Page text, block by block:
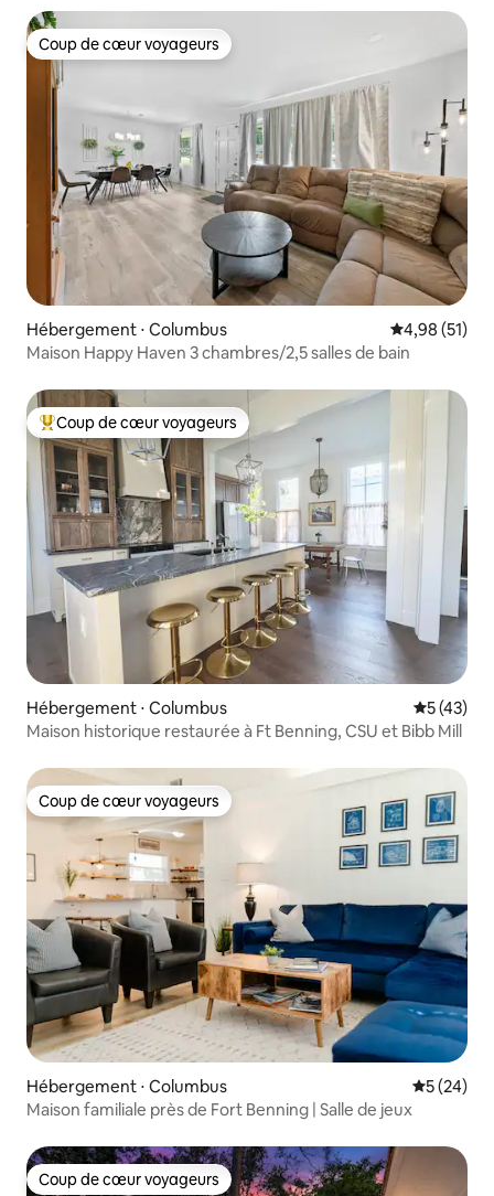
Coup de cœur voyageurs
Coup de cœur voyageurs
Hébergement ⋅ Columbus Évaluation
4,98 (51)
Maison Happy Haven 3 chambres/2,5 salles de bain
Coups de cœur voyageurs les plus appréciés
Coup de cœur voyageurs
Hébergement ⋅ Columbus
5 (43)
Maison historique restaurée à Ft Benning, CSU et Bibb Mill
Coup de cœur voyageurs
Coup de cœur voyageurs
Hébergement ⋅ Columbus
5 (24)
Maison familiale près de Fort Benning | Salle de jeux
Coup de cœur voyageurs
Coup de cœur voyageurs